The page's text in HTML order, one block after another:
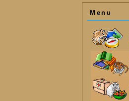
Menu